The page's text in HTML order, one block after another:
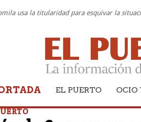
usa la titularidad para esquivar la
EL PUERTO OCIO